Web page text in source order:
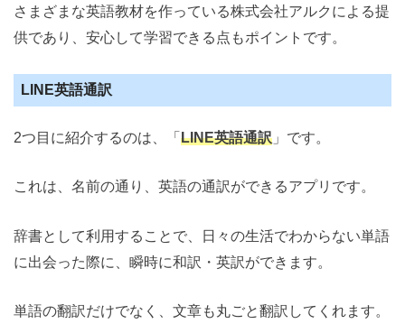
さまざまな英語教材を作っている株式会社アルクによる提
供であり、安心して学習できる点もポイントです。
LINE英語通訳
2つ目に紹介するのは、「 LINE英語通訳 」です。
これは、名前の通り、英語の通訳ができるアプリです。
辞書として利用することで、日々の生活でわからない単語
に出会った際に、瞬時に和訳・英訳ができます。
単語の翻訳だけでなく、文章も丸ごと翻訳してくれます。